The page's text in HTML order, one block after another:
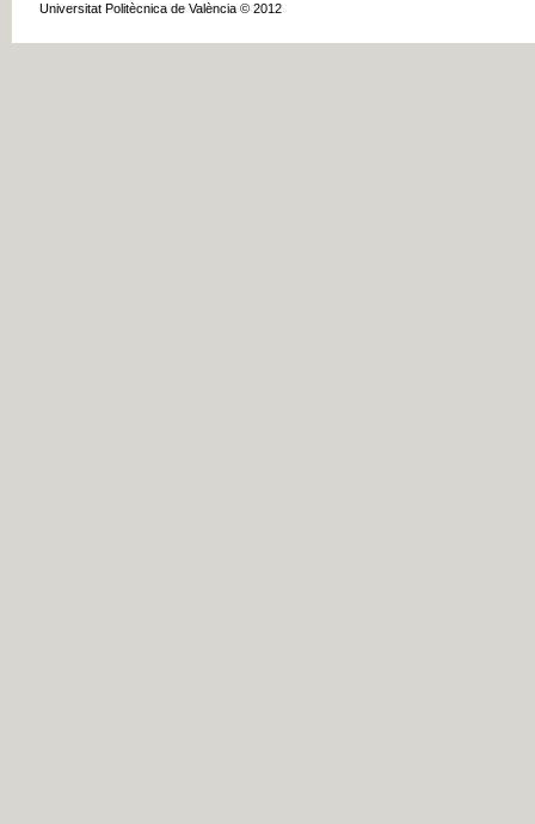
Universitat Politècnica de València © 2012